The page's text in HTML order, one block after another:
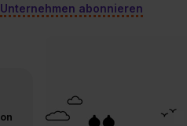
Unternehmen abonnieren